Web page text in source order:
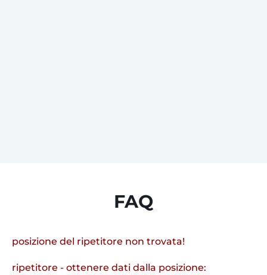
FAQ
posizione del ripetitore non trovata!
ripetitore - ottenere dati dalla posizione: